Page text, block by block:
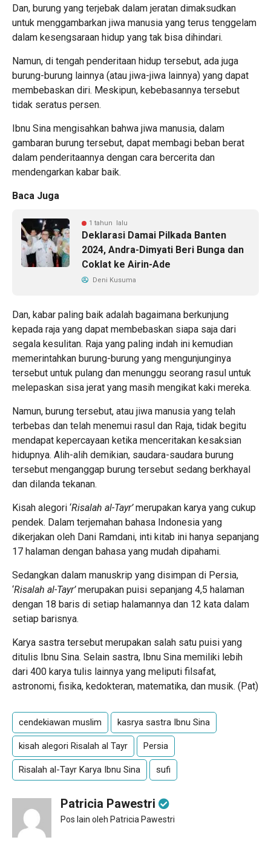
Dan, burung yang terjebak dalam jeratan dimaksudkan
untuk menggambarkan jiwa manusia yang terus tenggelam
dalam kesengsaraan hidup yang tak bisa dihindari.
Namun, di tengah penderitaan hidup tersebut, ada juga
burung-burung lainnya (atau jiwa-jiwa lainnya) yang dapat
membebaskan diri. Meskipun, kebebasannya tersebut
tidak seratus persen.
Ibnu Sina mengisahkan bahwa jiwa manusia, dalam
gambaran burung tersebut, dapat membagi beban berat
dalam penderitaannya dengan cara bercerita dan
mendengarkan kabar baik.
Baca Juga
1 tahun lalu
Deklarasi Damai Pilkada Banten
2024, Andra-Dimyati Beri Bunga dan
Coklat ke Airin-Ade
Deni Kusuma
Dan, kabar paling baik adalah bagaimana berkunjung
kepada raja yang dapat membebaskan siapa saja dari
segala kesulitan. Raja yang paling indah ini kemudian
memerintahkan burung-burung yang mengunjunginya
tersebut untuk pulang dan menunggu seorang rasul untuk
melepaskan sisa jerat yang masih mengikat kaki mereka.
Namun, burung tersebut, atau jiwa manusia yang telah
terbebas dan telah menemui rasul dan Raja, tidak begitu
mendapat kepercayaan ketika menceritakan kesaksian
hidupnya. Alih-alih demikian, saudara-saudara burung
tersebut menganggap burung tersebut sedang berkhayal
dan dilanda tekanan.
Kisah alegori ‘Risalah al-Tayr’merupakan karya yang cukup
pendek. Dalam terjemahan bahasa Indonesia yang
dikerjakan oleh Dani Ramdani, inti kitab ini hanya sepanjang
17 halaman dengan bahasa yang mudah dipahami.
Sedangkan dalam manuskrip yang disimpan di Persia,
‘Risalah al-Tayr’merupakan puisi sepanjang 4,5 halaman
dengan 18 baris di setiap halamannya dan 12 kata dalam
setiap barisnya.
Karya sastra tersebut merupakan salah satu puisi yang
ditulis Ibnu Sina. Selain sastra, Ibnu Sina memiliki lebih
dari 400 karya tulis lainnya yang meliputi filsafat,
astronomi, fisika, kedokteran, matematika, dan musik. (Pat)
cendekiawan muslim kasrya sastra Ibnu Sina
kisah alegori Risalah al Tayr Persia
Risalah al-Tayr Karya Ibnu Sina sufi
Patricia Pawestri
Pos lain oleh Patricia Pawestri